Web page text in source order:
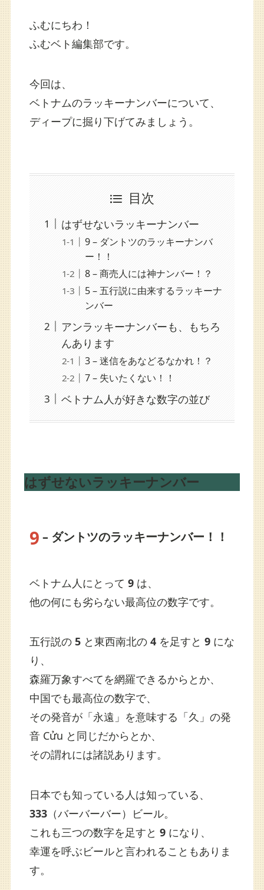
ふむにちわ！
ふむベト編集部です。
今回は、
ベトナムのラッキーナンバーについて、
ディープに掘り下げてみましょう。
目次
はずせないラッキーナンバー
9 – ダントツのラッキーナンバ
ー！！
8 – 商売人には神ナンバー！？
5 – 五行説に由来するラッキーナ
ンバー
アンラッキーナンバーも、もちろ
んあります
3 – 迷信をあなどるなかれ！？
7 – 失いたくない！！
ベトナム人が好きな数字の並び
はずせないラッキーナンバー
9 – ダントツのラッキーナンバー！！
ベトナム人にとって 9は、
他の何にも劣らない最高位の数字です。
五行説の 5と東西南北の 4を足すと 9にな
り、
森羅万象すべてを網羅できるからとか、
中国でも最高位の数字で、
その発音が「永遠」を意味する「久」の発
音 Cửu と同じだからとか、
その謂れには諸説あります。
日本でも知っている人は知っている、
333（バーバーバー）ビール。
これも三つの数字を足すと 9になり、
幸運を呼ぶビールと言われることもありま
す。